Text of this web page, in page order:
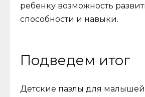
ребенку возможность
способности и навыки.
Подведем итог
Детские пазлы для